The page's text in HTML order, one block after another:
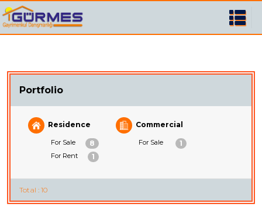
Portfolio
Residence
For Sale 8
For Rent 1
Commercial
For Sale 1
Total : 10